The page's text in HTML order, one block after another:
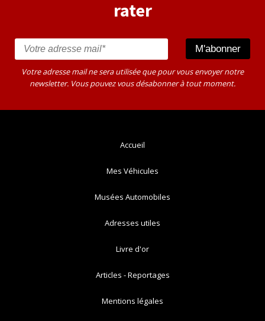
rater
Votre adresse mail ne sera utilisée que pour vous envoyer notre
newsletter. Vous pouvez vous désabonner à tout moment.
Accueil
Mes Véhicules
Musées Automobiles
Adresses utiles
Livre d'or
Articles - Reportages
Mentions légales